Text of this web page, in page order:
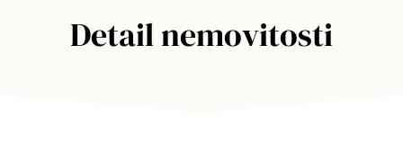
Detail nemovitosti